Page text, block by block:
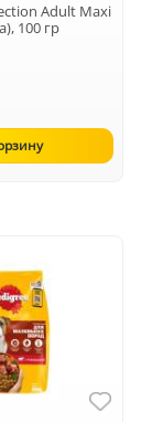
Adult Maxi
100 гр